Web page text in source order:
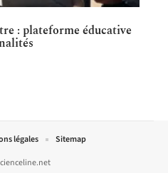
: plateforme éducative
légales Sitemap